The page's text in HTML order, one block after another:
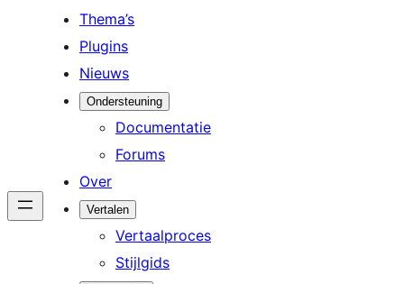
Thema’s
Plugins
Nieuws
Ondersteuning
Documentatie
Forums
Over
Vertalen
Vertaalproces
Stijlgids